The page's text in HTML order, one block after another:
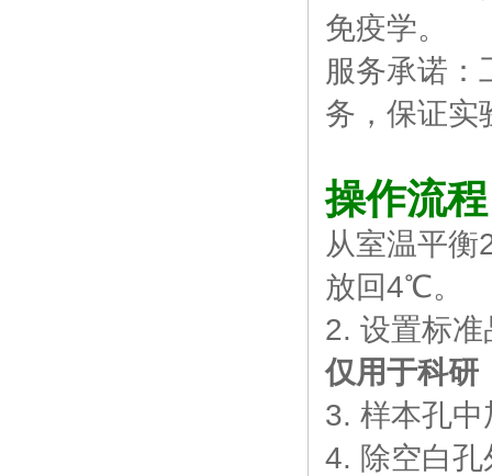
免疫学。
服务承诺：
务，保证实
操作流
从室温平衡
放回4℃。
2. 设置标
仅用于科研
3. 样本孔
4. 除空白